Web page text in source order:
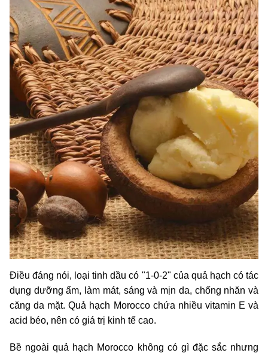
Điều đáng nói, loại tinh dầu có "1-0-2" của quả hạch có tác
dụng dưỡng ẩm, làm mát, sáng và mịn da, chống nhăn và
căng da mặt. Quả hạch Morocco chứa nhiều vitamin E và
acid béo, nên có giá trị kinh tế cao.
Bề ngoài quả hạch Morocco không có gì đặc sắc nhưng